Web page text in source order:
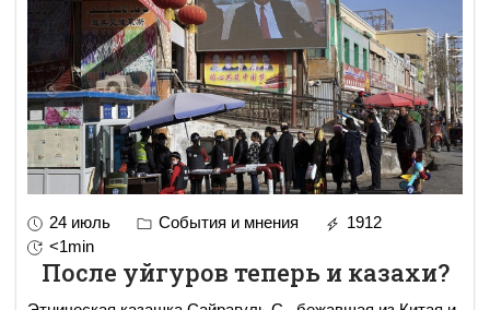
24 июль События и мнения
1912
<1min
После уйгуров теперь и казахи?